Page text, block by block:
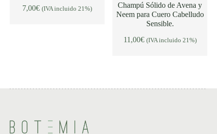
AÑADIR AL CARRITO
7,00€ (IVA incluido 21%)
AÑADIR AL CARRITO
Champú Sólido de Avena y
Neem para Cuero Cabelludo
Sensible.
11,00€ (IVA incluido 21%)